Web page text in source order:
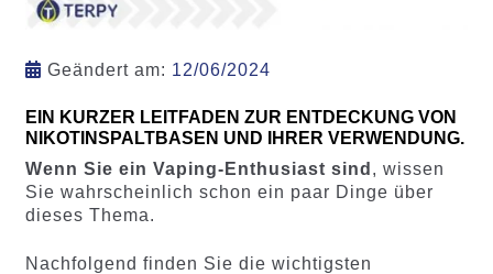
Geändert am: 12/06/2024
EIN KURZER LEITFADEN ZUR ENTDECKUNG VON
NIKOTINSPALTBASEN UND IHRER VERWENDUNG.
Wenn Sie ein Vaping-Enthusiast sind , wissen
Sie wahrscheinlich schon ein paar Dinge über
dieses Thema.
Nachfolgend finden Sie die wichtigsten